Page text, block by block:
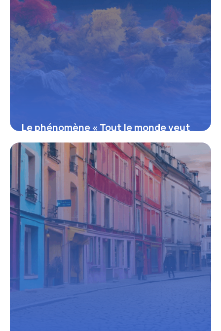
Le phénomène « Tout le monde veut
prendre sa place » : l’univers
foisonnant des forums de passionnés
16 juin 2026